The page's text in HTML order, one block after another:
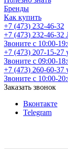
Бренды
Как купить
+7 (473) 232-46-32
+7 (473) 232-46-32
Звоните с 10:00-
+7 (473) 207-15-27
Звоните с 09:00-
+7 (473) 260-60-37
Звоните с 10:00-
Заказать звонок
Вконтакте
Telegram